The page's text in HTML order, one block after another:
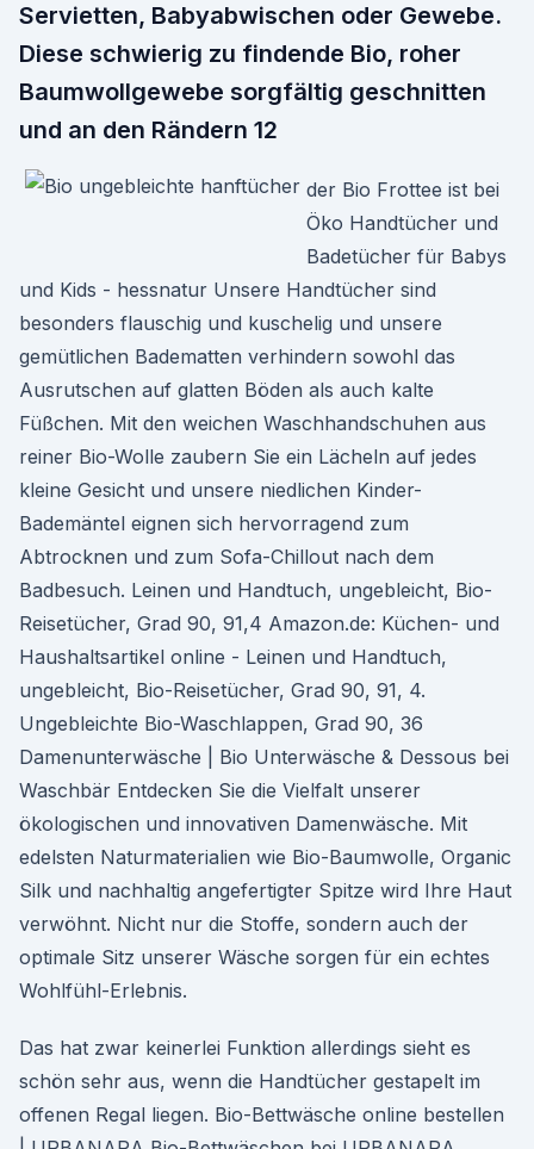
Servietten, Babyabwischen oder Gewebe.
Diese schwierig zu findende Bio, roher
Baumwollgewebe sorgfältig geschnitten
und an den Rändern 12
der Bio Frottee ist bei
Öko Handtücher und
Badetücher für Babys
und Kids - hessnatur Unsere Handtücher sind
besonders flauschig und kuschelig und unsere
gemütlichen Badematten verhindern sowohl das
Ausrutschen auf glatten Böden als auch kalte
Füßchen. Mit den weichen Waschhandschuhen aus
reiner Bio-Wolle zaubern Sie ein Lächeln auf jedes
kleine Gesicht und unsere niedlichen Kinder-
Bademäntel eignen sich hervorragend zum
Abtrocknen und zum Sofa-Chillout nach dem
Badbesuch. Leinen und Handtuch, ungebleicht, Bio-
Reisetücher, Grad 90, 91,4 Amazon.de: Küchen- und
Haushaltsartikel online - Leinen und Handtuch,
ungebleicht, Bio-Reisetücher, Grad 90, 91, 4.
Ungebleichte Bio-Waschlappen, Grad 90, 36
Damenunterwäsche | Bio Unterwäsche & Dessous bei
Waschbär Entdecken Sie die Vielfalt unserer
ökologischen und innovativen Damenwäsche. Mit
edelsten Naturmaterialien wie Bio-Baumwolle, Organic
Silk und nachhaltig angefertigter Spitze wird Ihre Haut
verwöhnt. Nicht nur die Stoffe, sondern auch der
optimale Sitz unserer Wäsche sorgen für ein echtes
Wohlfühl-Erlebnis.
Das hat zwar keinerlei Funktion allerdings sieht es
schön sehr aus, wenn die Handtücher gestapelt im
offenen Regal liegen. Bio-Bettwäsche online bestellen